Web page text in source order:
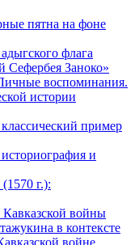
пятна на фоне
флага
Сефербея Заноко»
воспоминания.
истории
пример
и
г.):
Кавказской войны
в контексте